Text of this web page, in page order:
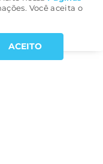
Você aceita o
ACEITO